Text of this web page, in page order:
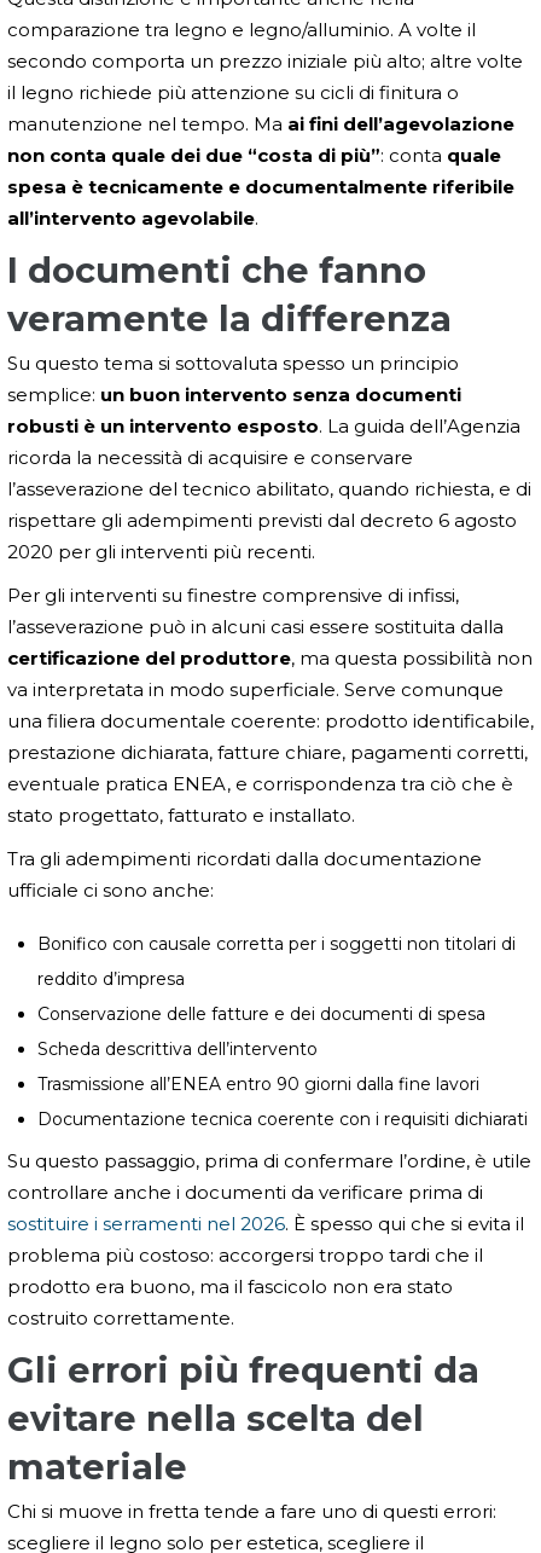
comparazione tra legno e legno/alluminio. A volte il
secondo comporta un prezzo iniziale più alto; altre volte
il legno richiede più attenzione su cicli di finitura o
manutenzione nel tempo. Ma ai fini dell’agevolazione
non conta quale dei due “costa di più”: conta quale
spesa è tecnicamente e documentalmente riferibile
all’intervento agevolabile.
I documenti che fanno
veramente la differenza
Su questo tema si sottovaluta spesso un principio
semplice: un buon intervento senza documenti
robusti è un intervento esposto. La guida dell’Agenzia
ricorda la necessità di acquisire e conservare
l’asseverazione del tecnico abilitato, quando richiesta, e di
rispettare gli adempimenti previsti dal decreto 6 agosto
2020 per gli interventi più recenti.
Per gli interventi su finestre comprensive di infissi,
l’asseverazione può in alcuni casi essere sostituita dalla
certificazione del produttore, ma questa possibilità non
va interpretata in modo superficiale. Serve comunque
una filiera documentale coerente: prodotto identificabile,
prestazione dichiarata, fatture chiare, pagamenti corretti,
eventuale pratica ENEA, e corrispondenza tra ciò che è
stato progettato, fatturato e installato.
Tra gli adempimenti ricordati dalla documentazione
ufficiale ci sono anche:
Bonifico con causale corretta per i soggetti non titolari di
reddito d’impresa
Conservazione delle fatture e dei documenti di spesa
Scheda descrittiva dell’intervento
Trasmissione all’ENEA entro 90 giorni dalla fine lavori
Documentazione tecnica coerente con i requisiti dichiarati
Su questo passaggio, prima di confermare l’ordine, è utile
controllare anche i documenti da verificare prima di
sostituire i serramenti nel 2026. È spesso qui che si evita il
problema più costoso: accorgersi troppo tardi che il
prodotto era buono, ma il fascicolo non era stato
costruito correttamente.
Gli errori più frequenti da
evitare nella scelta del
materiale
Chi si muove in fretta tende a fare uno di questi errori:
scegliere il legno solo per estetica, scegliere il